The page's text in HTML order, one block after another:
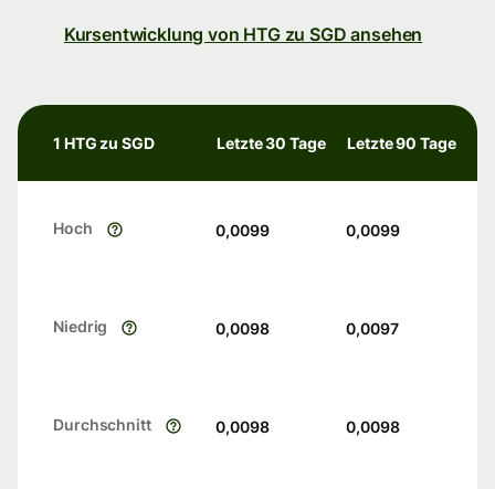
Kursentwicklung von HTG zu SGD ansehen
1 HTG zu SGD Letzte 30 Tage Letzte 90 Tage
Hoch 0,0099 0,0099
Niedrig 0,0098 0,0097
Durchschnitt 0,0098 0,0098